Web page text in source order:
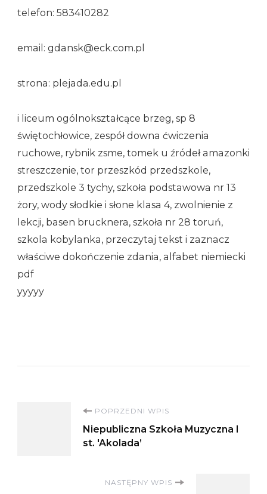
telefon: 583410282
email: gdansk@eck.com.pl
strona: plejada.edu.pl
i liceum ogólnokształcące brzeg, sp 8
świętochłowice, zespół downa ćwiczenia
ruchowe, rybnik zsme, tomek u źródeł amazonki
streszczenie, tor przeszkód przedszkole,
przedszkole 3 tychy, szkoła podstawowa nr 13
żory, wody słodkie i słone klasa 4, zwolnienie z
lekcji, basen brucknera, szkoła nr 28 toruń,
szkola kobylanka, przeczytaj tekst i zaznacz
właściwe dokończenie zdania, alfabet niemiecki
pdf
yyyyy
Nawigacja
wpisu
POPRZEDNI WPIS
Niepubliczna Szkoła Muzyczna I
st. 'Akolada’
NASTĘPNY WPIS